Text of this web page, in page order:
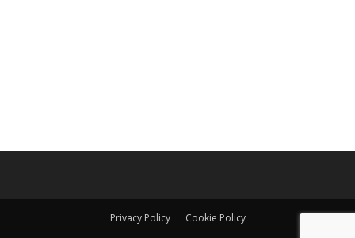
Privacy Policy Cookie Policy